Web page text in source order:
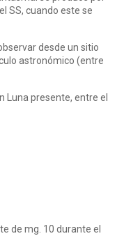
SS, cuando este se
desde un sitio
astronómico (entre
Luna presente, entre el
de mg. 10 durante el